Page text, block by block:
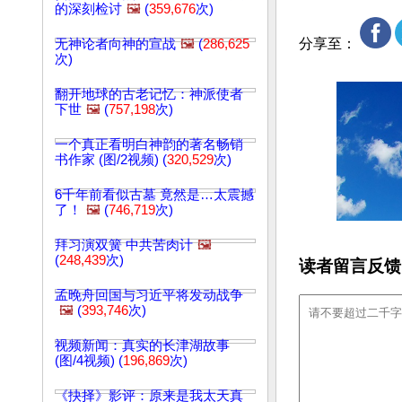
的深刻检讨 🖼️ (359,676次)
无神论者向神的宣战 🖼️(286,625
次)
翻开地球的古老记忆：神派使者
下世 🖼️ (757,198次)
一个真正看明白神韵的著名畅销
书作家 (图/2视频) (320,529次)
6千年前看似古墓 竟然是…太震撼
了！
🖼️ (746,719次)
拜习演双簧 中共苦肉计 🖼️
(248,439次)
孟晚舟回国与习近平将发动战争
🖼️ (393,746次)
视频新闻：真实的长津湖故事
(图/4视频) (196,869次)
《抉择》影评：原来是我太天真
分享至：
读者留言反